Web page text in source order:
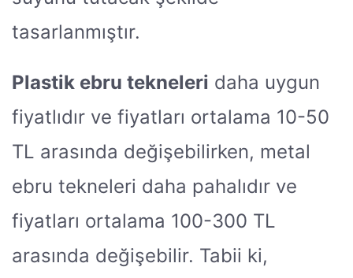
tasarlanmıştır.
Plastik ebru tekneleri daha uygun
fiyatlıdır ve fiyatları ortalama 10-50
TL arasında değişebilirken, metal
ebru tekneleri daha pahalıdır ve
fiyatları ortalama 100-300 TL
arasında değişebilir. Tabii ki,